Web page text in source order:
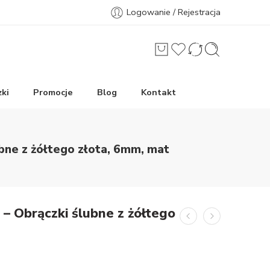
Logowanie / Rejestracja
Promocje Blog Kontakt
z żółtego złota, 6mm, mat
Obrączki ślubne z żółtego